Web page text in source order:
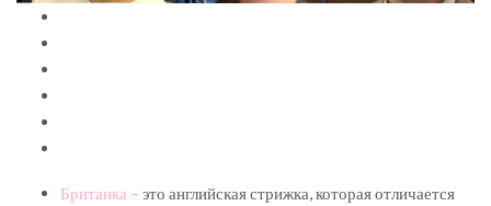
Британка – это английская стрижка, которая отличается